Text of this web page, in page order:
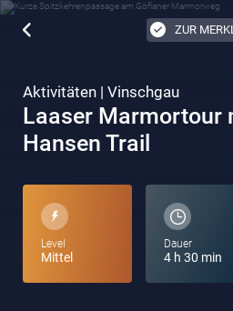
ZUR
Aktivitäten | Vinschgau
Laaser Marmortour
Hansen Trail
Level
Mittel
Dauer
4 h 30 min